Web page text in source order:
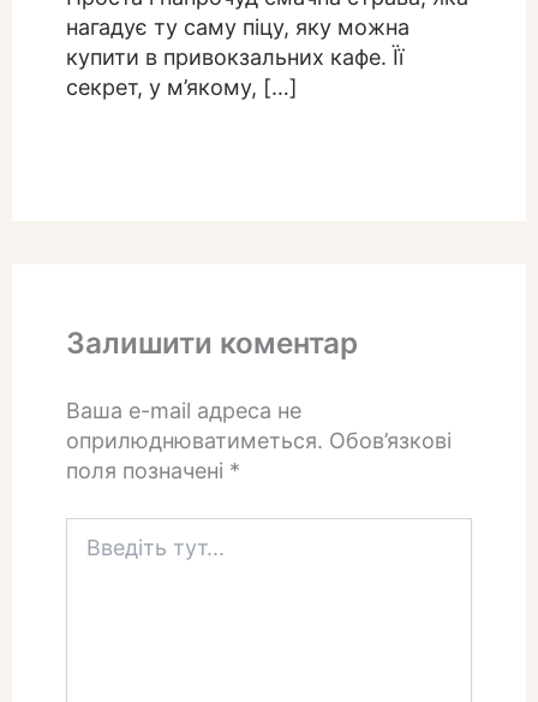
нагадує ту саму піцу, яку можна
купити в привокзальних кафе. Її
секрет, у м’якому, […]
Залишити коментар
Ваша e-mail адреса не
оприлюднюватиметься. Обов’язкові
поля позначені *
тут...